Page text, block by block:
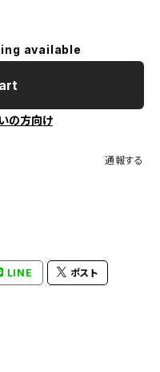
available
の方向け
通報する
LINE ポスト